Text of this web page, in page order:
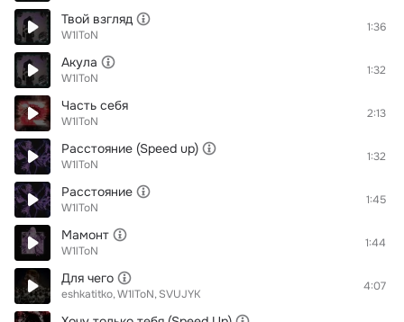
Твой взгляд
W1lToN
1:36
Акула
W1lToN
1:32
Часть себя
W1lToN
2:13
Расстояние (Speed up)
W1lToN
1:32
Расстояние
W1lToN
1:45
Мамонт
W1lToN
1:44
Для чего
eshkatitko W1lToN SVUJYK
4:07